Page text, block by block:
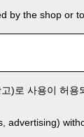
by the shop or
)로 사용이 허용
advertising)